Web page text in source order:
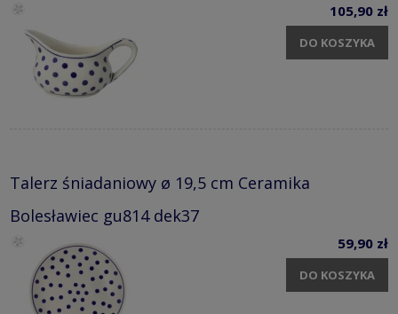
105,90 zł
DO KOSZYKA
Talerz śniadaniowy ø 19,5 cm Ceramika
Bolesławiec gu814 dek37
59,90 zł
DO KOSZYKA